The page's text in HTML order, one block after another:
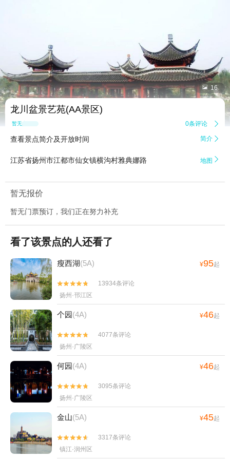
 16
龙川盆景艺苑(AA景区)
暂无点评 0条评论 
查看景点简介及开放时间 简介 
江苏省扬州市江都市仙女镇横沟村雅典娜路 地图 
暂无报价
暂无门票预订，我们正在努力补充
看了该景点的人还看了
瘦西湖(5A) ¥95起


13934条评论
扬州·邗江区
个园(4A) ¥46起


4077条评论
扬州·广陵区
何园(4A) ¥46起


3095条评论
扬州·广陵区
金山(5A) ¥45起


3317条评论
镇江·润州区